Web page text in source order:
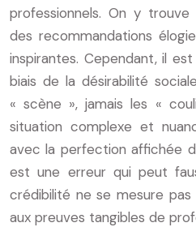
professionnels. On y
des recommandations
inspirantes. Cependant, il
biais de la désirabilité
« scène », jamais les «
situation complexe et
avec la perfection affichée
est une erreur qui peut
crédibilité ne se mesure pas
aux preuves tangibles de